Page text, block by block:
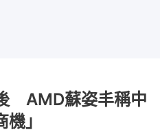
AMD蘇姿丰稱中
」